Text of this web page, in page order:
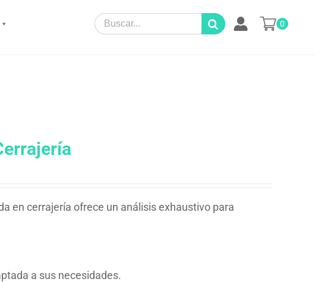
Search
for:
0
en cerrajería ofrece un análisis exhaustivo para
a sus necesidades.